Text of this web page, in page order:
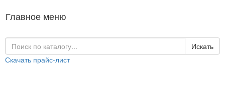
Главное меню
Искать
Скачать прайс-лист